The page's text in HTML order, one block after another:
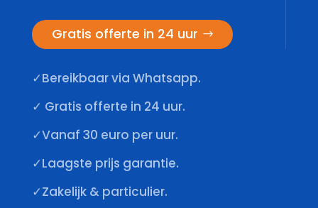
Gratis offerte in 24 uur
✓Bereikbaar via Whatsapp.
✓ Gratis offerte in 24 uur.
✓Vanaf 30 euro per uur.
✓Laagste prijs garantie.
✓Zakelijk & particulier.